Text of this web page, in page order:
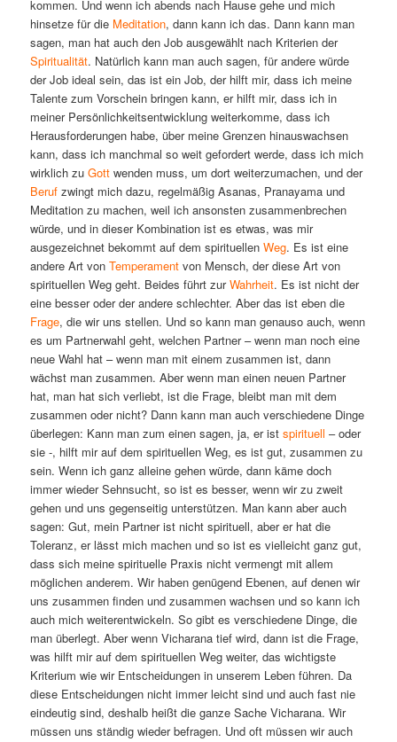
kommen. Und wenn ich abends nach Hause gehe und mich
hinsetze für die Meditation, dann kann ich das. Dann kann man
sagen, man hat auch den Job ausgewählt nach Kriterien der
Spiritualität. Natürlich kann man auch sagen, für andere würde
der Job ideal sein, das ist ein Job, der hilft mir, dass ich meine
Talente zum Vorschein bringen kann, er hilft mir, dass ich in
meiner Persönlichkeitsentwicklung weiterkomme, dass ich
Herausforderungen habe, über meine Grenzen hinauswachsen
kann, dass ich manchmal so weit gefordert werde, dass ich mich
wirklich zuGott wenden muss, um dort weiterzumachen, und der
Beruf zwingt mich dazu, regelmäßig Asanas, Pranayama und
Meditation zu machen, weil ich ansonsten zusammenbrechen
würde, und in dieser Kombination ist es etwas, was mir
ausgezeichnet bekommt auf dem spirituellenWeg. Es ist eine
andere Art vonTemperament von Mensch, der diese Art von
spirituellen Weg geht. Beides führt zurWahrheit. Es ist nicht der
eine besser oder der andere schlechter. Aber das ist eben die
Frage, die wir uns stellen. Und so kann man genauso auch, wenn
es um Partnerwahl geht, welchen Partner – wenn man noch eine
neue Wahl hat – wenn man mit einem zusammen ist, dann
wächst man zusammen. Aber wenn man einen neuen Partner
hat, man hat sich verliebt, ist die Frage, bleibt man mit dem
zusammen oder nicht? Dann kann man auch verschiedene Dinge
überlegen: Kann man zum einen sagen, ja, er istspirituell – oder
sie -, hilft mir auf dem spirituellen Weg, es ist gut, zusammen zu
sein. Wenn ich ganz alleine gehen würde, dann käme doch
immer wieder Sehnsucht, so ist es besser, wenn wir zu zweit
gehen und uns gegenseitig unterstützen. Man kann aber auch
sagen: Gut, mein Partner ist nicht spirituell, aber er hat die
Toleranz, er lässt mich machen und so ist es vielleicht ganz gut,
dass sich meine spirituelle Praxis nicht vermengt mit allem
möglichen anderem. Wir haben genügend Ebenen, auf denen wir
uns zusammen finden und zusammen wachsen und so kann ich
auch mich weiterentwickeln. So gibt es verschiedene Dinge, die
man überlegt. Aber wenn Vicharana tief wird, dann ist die Frage,
was hilft mir auf dem spirituellen Weg weiter, das wichtigste
Kriterium wie wir Entscheidungen in unserem Leben führen. Da
diese Entscheidungen nicht immer leicht sind und auch fast nie
eindeutig sind, deshalb heißt die ganze Sache Vicharana. Wir
müssen uns ständig wieder befragen. Und oft müssen wir auch